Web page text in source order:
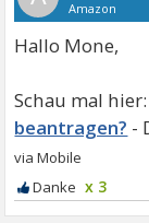
Hallo Mone,
beantragen?
x 3